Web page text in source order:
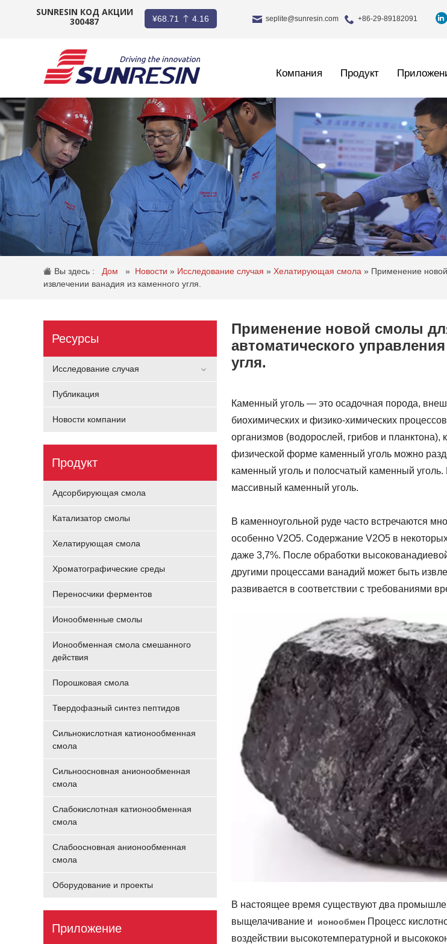
КОМПАНИЯ
ПРОДУКТ
ПРИЛОЖЕНИЕ
ИНВЕСТОРЫ
НОВОСТИ
КАРЬЕРА
КОНТАКТ
SUNRESIN КОД АКЦИИ
300487
¥68.71 4.16 seplite@sunresin.com +86-29-89182091
Компания Продукт
Вы здесь : Дом » Новости » Исследование случая » Хелатирующая смола » Применение
извлечении ванадия из каменного угля.
Применение новой смолы
автоматического
угля.
Каменный уголь — это осадочная порода,
биохимических и физико-химических
организмов (водорослей, грибов и
физической форме каменный уголь можно
каменный уголь и полосчатый каменный
массивный каменный уголь.
В каменноугольной руде часто встречаются
особенно V2O5. Содержание V2O5 в
даже 3,7%. После обработки
другими процессами ванадий может быть
развивается в соответствии с требованиями
В настоящее время существуют два
выщелачивание и ионообмен Процесс
воздействии высокотемпературной и
Ресурсы
Исследование случая
Публикация
Новости компании
Продукт
Адсорбирующая смола
Катализатор смолы
Хелатирующая смола
Хроматографические среды
Переносчики ферментов
Ионообменные смолы
Ионообменная смола смешанного
действия
Порошковая смола
Твердофазный синтез пептидов
Сильнокислотная катионообменная
смола
Сильноосновная анионообменная
смола
Слабокислотная катионообменная
смола
Слабоосновная анионообменная
смола
Оборудование и проекты
Приложение